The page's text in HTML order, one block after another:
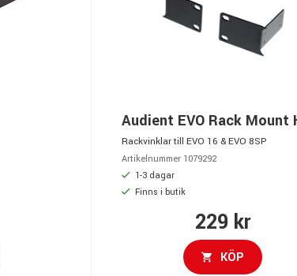
Audient EVO Rack Mount
Rackvinklar till EVO 16 & EVO 8SP
Artikelnummer 1079292
1-3 dagar
Finns i butik
229 kr
KÖP